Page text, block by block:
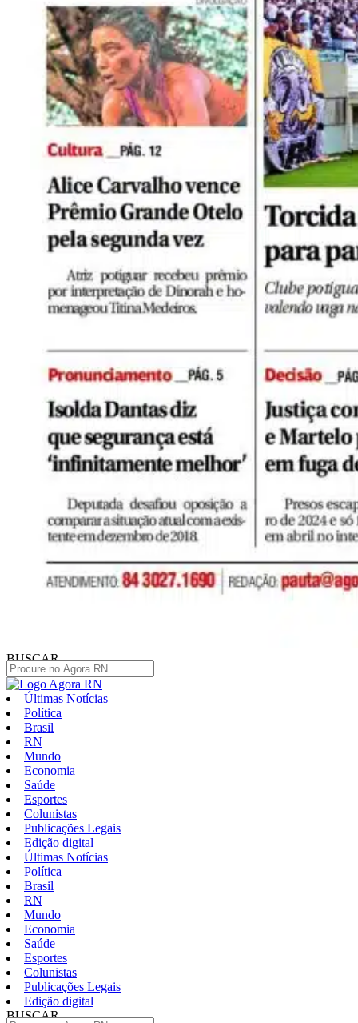
BUSCAR
Últimas Notícias
Política
Brasil
RN
Mundo
Economia
Saúde
Esportes
Colunistas
Publicações Legais
Edição digital
Últimas Notícias
Política
Brasil
RN
Mundo
Economia
Saúde
Esportes
Colunistas
Publicações Legais
Edição digital
BUSCAR